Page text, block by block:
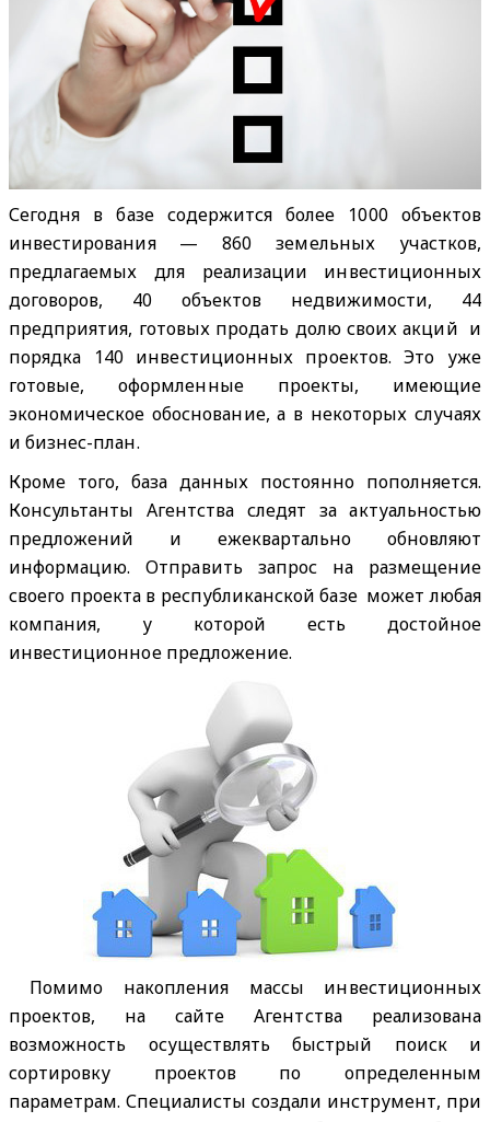
Сегодня в базе содержится более 1000 объектов
инвестирования — 860 земельных участков,
предлагаемых для реализации инвестиционных
договоров, 40 объектов недвижимости, 44
предприятия, готовых продать долю своих акций и
порядка 140 инвестиционных проектов. Это уже
готовые, оформленные проекты, имеющие
экономическое обоснование, а в некоторых случаях
и бизнес-план.
Кроме того, база данных постоянно пополняется.
Консультанты Агентства следят за актуальностью
предложений и ежеквартально обновляют
информацию. Отправить запрос на размещение
своего проекта в республиканской базе может любая
компания, у которой есть достойное
инвестиционное предложение.
Помимо накопления массы инвестиционных
проектов, на сайте Агентства реализована
возможность осуществлять быстрый поиск и
сортировку проектов по определенным
параметрам. Специалисты создали инструмент, при